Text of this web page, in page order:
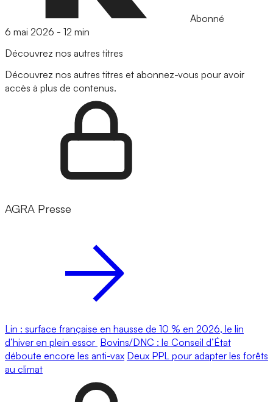
Abonné
6 mai 2026 - 12 min
Découvrez nos autres titres
Découvrez nos autres titres et abonnez-vous pour avoir
accès à plus de contenus.
AGRA Presse
Lin : surface française en hausse de 10 % en 2026, le lin
d’hiver en plein essor Bovins/DNC : le Conseil d’État
déboute encore les anti-vax Deux PPL pour adapter les forêts
au climat